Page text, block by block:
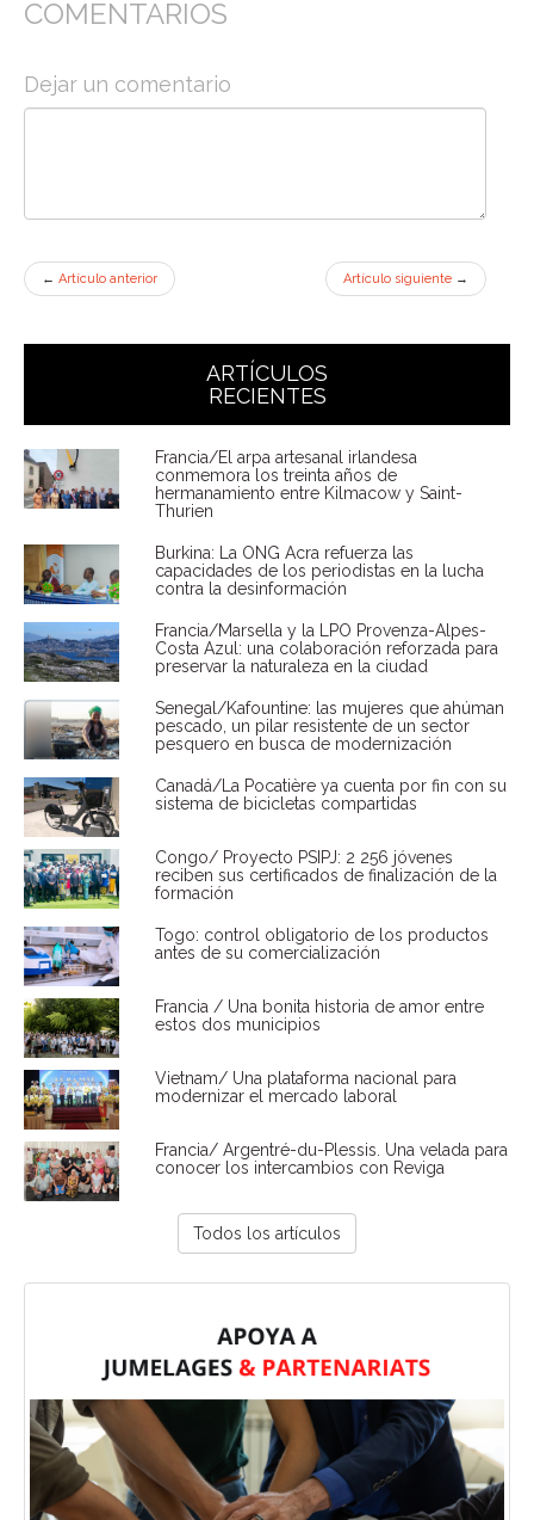
COMENTARIOS
Dejar un comentario
← Artículo anterior Artículo siguiente →
ARTÍCULOS
RECIENTES
Francia/El arpa artesanal irlandesa
conmemora los treinta años de
hermanamiento entre Kilmacow y Saint-
Thurien
Burkina: La ONG Acra refuerza las
capacidades de los periodistas en la lucha
contra la desinformación
Francia/Marsella y la LPO Provenza-Alpes-
Costa Azul: una colaboración reforzada para
preservar la naturaleza en la ciudad
Senegal/Kafountine: las mujeres que ahúman
pescado, un pilar resistente de un sector
pesquero en busca de modernización
Canadá/La Pocatière ya cuenta por fin con su
sistema de bicicletas compartidas
Congo/ Proyecto PSIPJ: 2 256 jóvenes
reciben sus certificados de finalización de la
formación
Togo: control obligatorio de los productos
antes de su comercialización
Francia / Una bonita historia de amor entre
estos dos municipios
Vietnam/ Una plataforma nacional para
modernizar el mercado laboral
Francia/ Argentré-du-Plessis. Una velada para
conocer los intercambios con Reviga
Todos los artículos